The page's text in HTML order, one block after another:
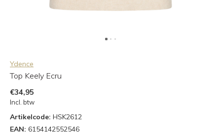
Ydence
Top Keely Ecru
€34,95
Incl. btw
Artikelcode: HSK2612
EAN: 6154142552546